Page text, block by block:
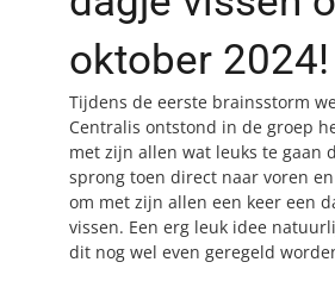
CONTACT
MAAK AFSPRAAK
oktober 2024!
Tijdens de eerste brainsstorm
Centralis ontstond in de groep
met zijn allen wat leuks te gaan
sprong toen direct naar voren
om met zijn allen een keer een
vissen. Een erg leuk idee
dit nog wel even geregeld